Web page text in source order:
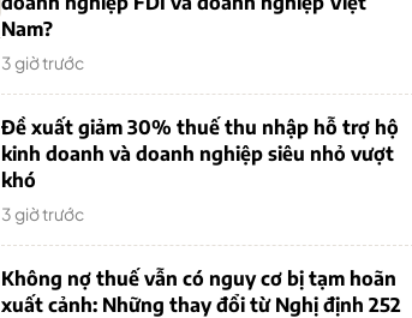
Nam?
3 giờ trước
Đề xuất giảm 30% thuế thu nhập hỗ trợ hộ
kinh doanh và doanh nghiệp siêu nhỏ vượt
khó
3 giờ trước
Không nợ thuế vẫn có nguy cơ bị tạm hoãn
xuất cảnh: Những thay đổi từ Nghị định 252